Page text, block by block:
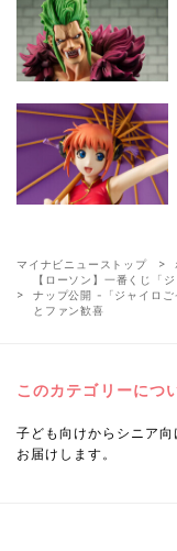
マイナビニューストップ
【ローソン】一番くじ「
ナップ公開 -「ジャイロご
とファン歓喜
このカテゴリーにつ
子ども向けからシニア
お届けします。